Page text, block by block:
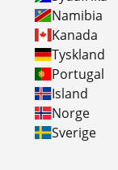
Namibia
Kanada
Tyskland
Portugal
Island
Norge
Sverige